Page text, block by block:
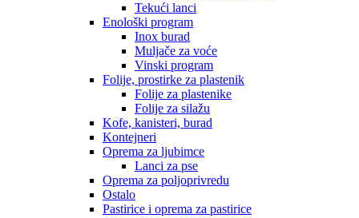
Tekući lanci
Enološki program
Inox burad
Muljače za voće
Vinski program
Folije, prostirke za plastenik
Folije za plastenike
Folije za silažu
Kofe, kanisteri, burad
Kontejneri
Oprema za ljubimce
Lanci za pse
Oprema za poljoprivredu
Ostalo
Pastirice i oprema za pastirice